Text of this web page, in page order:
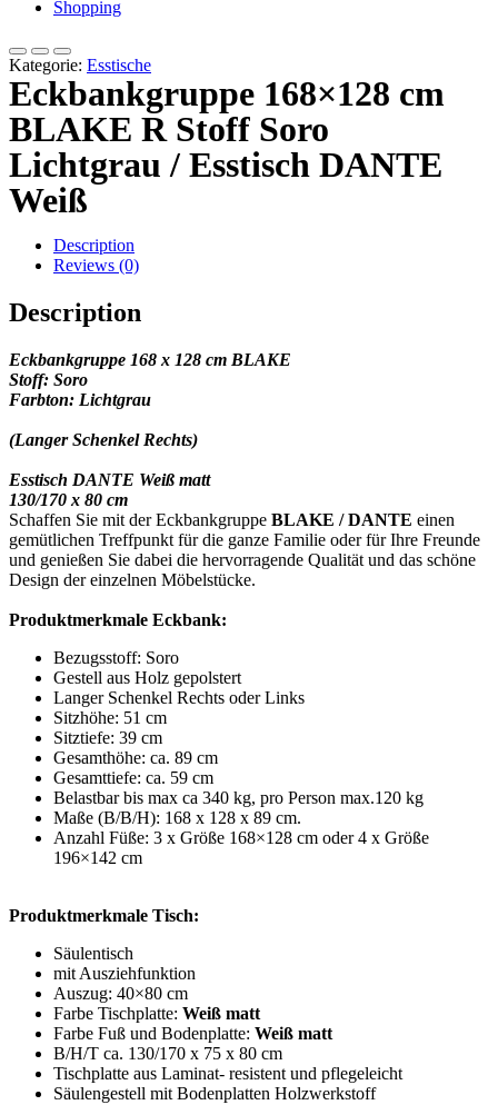
Shopping
Kategorie: Esstische
Eckbankgruppe 168×128 cm
BLAKE R Stoff Soro
Lichtgrau / Esstisch DANTE
Weiß
Description
Reviews (0)
Description
Eckbankgruppe 168 x 128 cm BLAKE
Stoff: Soro
Farbton: Lichtgrau
(Langer Schenkel Rechts)
Esstisch DANTE Weiß matt
130/170 x 80 cm
Schaffen Sie mit der Eckbankgruppe BLAKE / DANTE einen
gemütlichen Treffpunkt für die ganze Familie oder für Ihre Freunde
und genießen Sie dabei die hervorragende Qualität und das schöne
Design der einzelnen Möbelstücke.
Produktmerkmale Eckbank:
Bezugsstoff: Soro
Gestell aus Holz gepolstert
Langer Schenkel Rechts oder Links
Sitzhöhe: 51 cm
Sitztiefe: 39 cm
Gesamthöhe: ca. 89 cm
Gesamttiefe: ca. 59 cm
Belastbar bis max ca 340 kg, pro Person max.120 kg
Maße (B/B/H): 168 x 128 x 89 cm.
Anzahl Füße: 3 x Größe 168×128 cm oder 4 x Größe
196×142 cm
Produktmerkmale Tisch:
Säulentisch
mit Ausziehfunktion
Auszug: 40×80 cm
Farbe Tischplatte: Weiß matt
Farbe Fuß und Bodenplatte: Weiß matt
B/H/T ca. 130/170 x 75 x 80 cm
Tischplatte aus Laminat- resistent und pflegeleicht
Säulengestell mit Bodenplatten Holzwerkstoff